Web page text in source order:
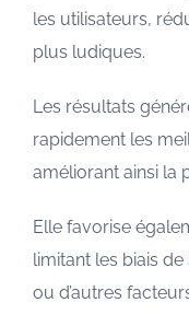
les utilisateurs,
plus ludiques.
Les résultats
rapidement les
améliorant ainsi la
Elle favorise
limitant les biais
ou d’autres